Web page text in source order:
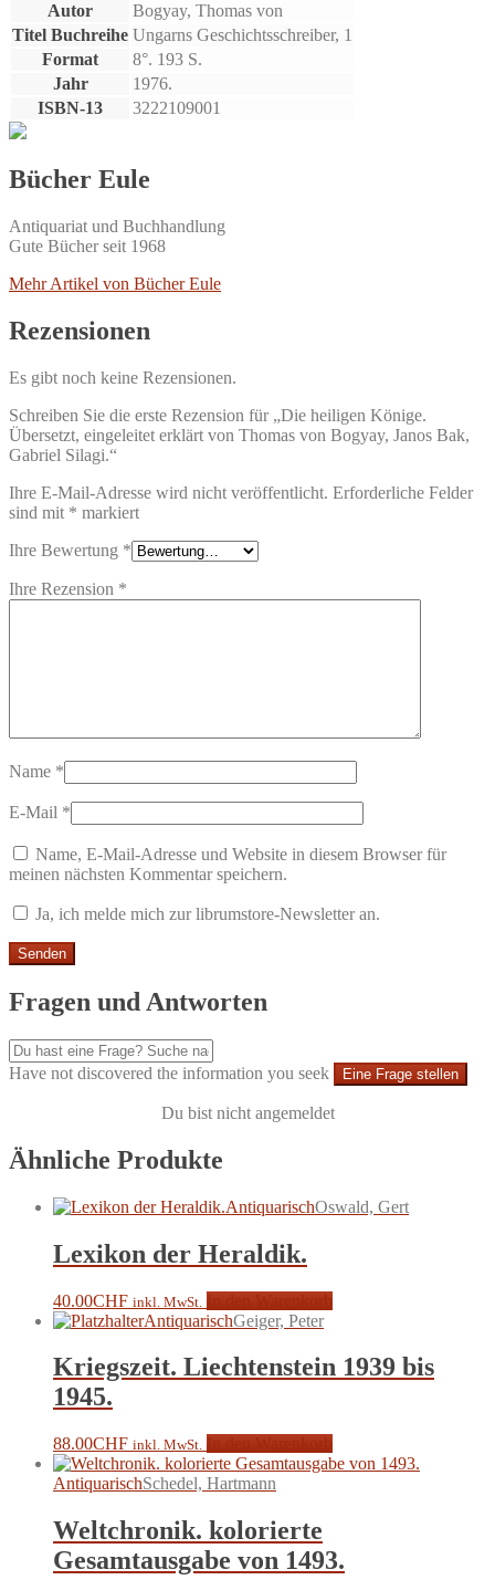
Autor
Bogyay, Thomas von
Titel Buchreihe Ungarns Geschichtsschreiber, 1
Format
8°. 193 S.
Jahr
1976.
ISBN-13
3222109001
Bücher Eule
Antiquariat und Buchhandlung
Gute Bücher seit 1968
Mehr Artikel von Bücher Eule
Rezensionen
Es gibt noch keine Rezensionen.
Schreiben Sie die erste Rezension für „Die heiligen Könige.
Übersetzt, eingeleitet erklärt von Thomas von Bogyay, Janos Bak,
Gabriel Silagi.“
Ihre E-Mail-Adresse wird nicht veröffentlicht. Erforderliche Felder
sind mit * markiert
Ihre Bewertung *
Ihre Rezension *
Name *
E-Mail *
Name, E-Mail-Adresse und Website in diesem Browser für
meinen nächsten Kommentar speichern.
Ja, ich melde mich zur librumstore-Newsletter an.
Fragen und Antworten
Have not discovered the information you seek Eine Frage stellen
Du bist nicht angemeldet
Ähnliche Produkte
AntiquarischOswald, Gert
Lexikon der Heraldik.
40.00CHF inkl. MwSt.
AntiquarischGeiger, Peter
Kriegszeit. Liechtenstein 1939 bis
1945.
88.00CHF inkl. MwSt.
AntiquarischSchedel, Hartmann
Weltchronik. kolorierte
Gesamtausgabe von 1493.